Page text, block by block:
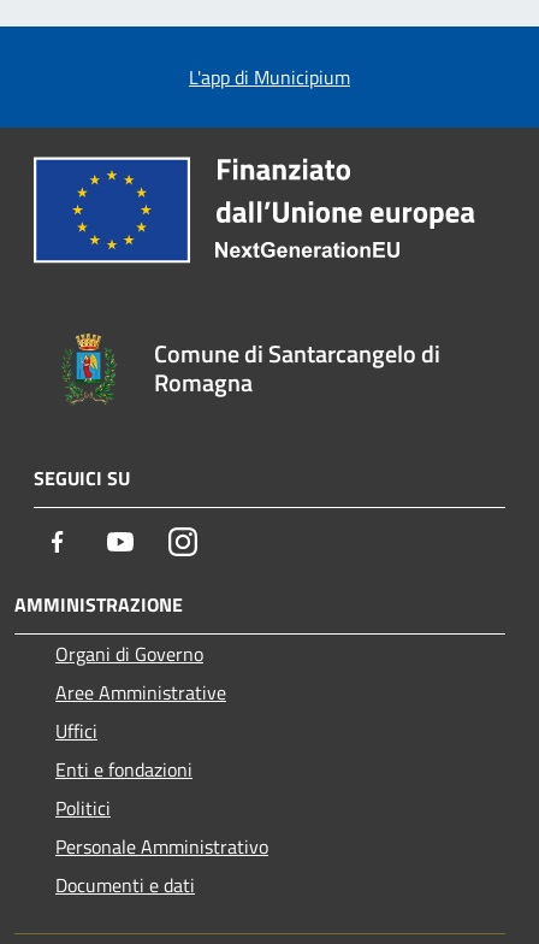
L'app di Municipium
Comune di Santarcangelo di
Romagna
SEGUICI SU
Facebook YoutubeInstagram
AMMINISTRAZIONE
Organi di Governo
Aree Amministrative
Uffici
Enti e fondazioni
Politici
Personale Amministrativo
Documenti e dati